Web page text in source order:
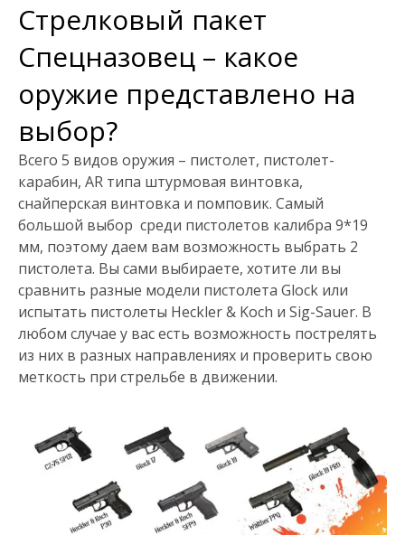
Стрелковый пакет
Спецназовец – какое
оружие представлено на
выбор?
Всего 5 видов оружия – пистолет, пистолет-
карабин, AR типа штурмовая винтовка,
снайперская винтовка и помповик. Самый
большой выбор среди пистолетов калибра 9*19
мм, поэтому даем вам возможность выбрать 2
пистолета. Вы сами выбираете, хотите ли вы
сравнить разные модели пистолета Glock или
испытать пистолеты Heckler & Koch и Sig-Sauer. В
любом случае у вас есть возможность пострелять
из них в разных направлениях и проверить свою
меткость при стрельбе в движении.